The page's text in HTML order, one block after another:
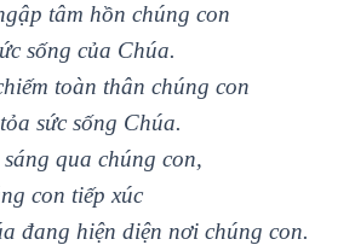
tâm hồn chúng con
sống của Chúa.
toàn thân chúng con
sức sống Chúa.
qua chúng con,
con tiếp xúc
đang hiện diện nơi chúng con.